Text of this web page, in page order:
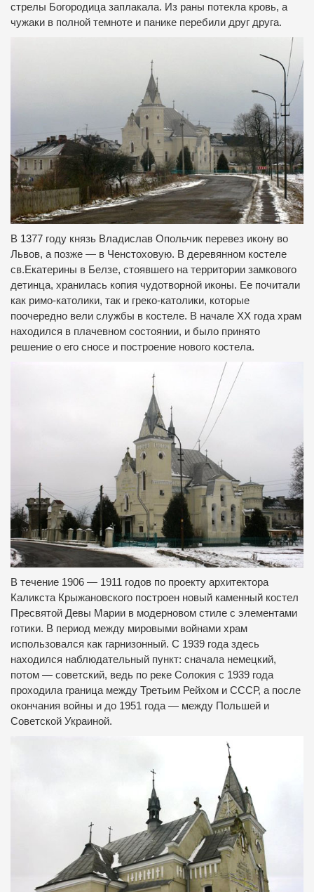
стрелы Богородица заплакала. Из раны потекла кровь, а
чужаки в полной темноте и панике перебили друг друга.
В 1377 году князь Владислав Опольчик перевез икону во
Львов, а позже — в Ченстоховую. В деревянном костеле
св.Екатерины в Белзе, стоявшего на территории замкового
детинца, хранилась копия чудотворной иконы. Ее почитали
как римо-католики, так и греко-католики, которые
поочередно вели службы в костеле. В начале ХХ года храм
находился в плачевном состоянии, и было принято
решение о его сносе и построение нового костела.
В течение 1906 — 1911 годов по проекту архитектора
Каликста Крыжановского построен новый каменный костел
Пресвятой Девы Марии в модерновом стиле с элементами
готики. В период между мировыми войнами храм
использовался как гарнизонный. С 1939 года здесь
находился наблюдательный пункт: сначала немецкий,
потом — советский, ведь по реке Солокия с 1939 года
проходила граница между Третьим Рейхом и СССР, а после
окончания войны и до 1951 года — между Польшей и
Советской Украиной.